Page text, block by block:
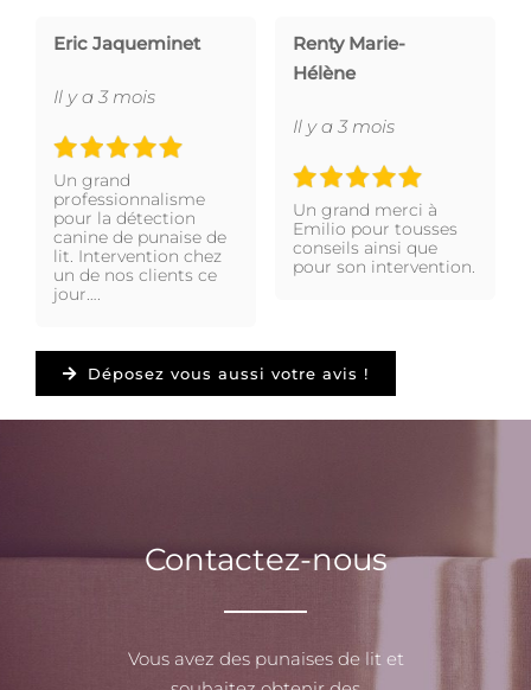
Eric Jaqueminet
Il y a 3 mois
Un grand
professionnalisme
pour la détection
canine de punaise de
lit. Intervention chez
un de nos clients ce
jour….
Renty Marie-
Hélène
Il y a 3 mois
Un grand merci à
Emilio pour tousses
conseils ainsi que
pour son intervention.
Déposez vous aussi votre avis !
Contactez-nous
Vous avez des punaises de lit et